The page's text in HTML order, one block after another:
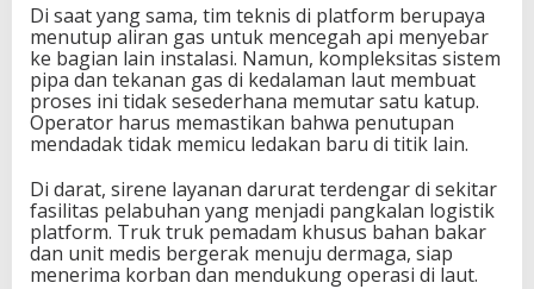
Di saat yang sama, tim teknis di platform berupaya
menutup aliran gas untuk mencegah api menyebar
ke bagian lain instalasi. Namun, kompleksitas sistem
pipa dan tekanan gas di kedalaman laut membuat
proses ini tidak sesederhana memutar satu katup.
Operator harus memastikan bahwa penutupan
mendadak tidak memicu ledakan baru di titik lain.
Di darat, sirene layanan darurat terdengar di sekitar
fasilitas pelabuhan yang menjadi pangkalan logistik
platform. Truk truk pemadam khusus bahan bakar
dan unit medis bergerak menuju dermaga, siap
menerima korban dan mendukung operasi di laut.